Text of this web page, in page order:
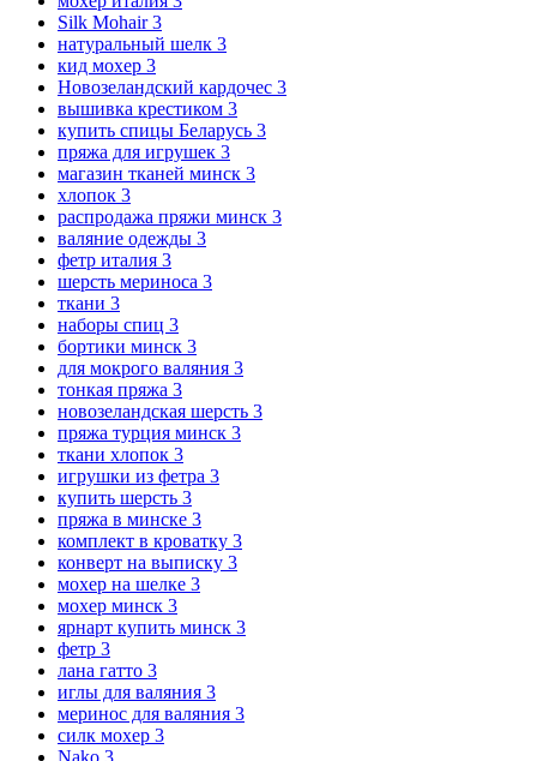
Silk Mohair3
натуральный шелк 3
кид мохер 3
Новозеландский кардочес 3
вышивка крестиком 3
купить спицы Беларусь 3
пряжа для игрушек 3
магазин тканей минск 3
хлопок 3
распродажа пряжи минск 3
валяние одежды 3
фетр италия 3
шерсть мериноса 3
ткани 3
наборы спиц 3
бортики минск 3
для мокрого валяния 3
тонкая пряжа 3
новозеландская шерсть 3
пряжа турция минск 3
ткани хлопок 3
игрушки из фетра 3
купить шерсть 3
пряжа в минске 3
комплект в кроватку 3
конверт на выписку 3
мохер на шелке 3
мохер минск 3
ярнарт купить минск 3
фетр 3
лана гатто 3
иглы для валяния 3
меринос для валяния 3
силк мохер 3
Nako 3